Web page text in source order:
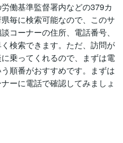
働基準監督署内などの379カ
毎に検索可能なので、このサ
コーナーの住所、電話番号、
検索できます。ただ、訪問が
乗ってくれるので、まずは電
順番がおすすめです。まずは
ーに電話で確認してみましょ